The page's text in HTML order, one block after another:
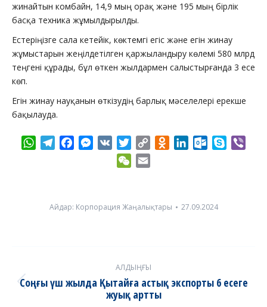
жинайтын комбайн, 14,9 мың орақ және 195 мың бірлік
басқа техника жұмылдырылды.
Естеріңізге сала кетейік, көктемгі егіс және егін жинау
жұмыстарын жеңілдетілген қаржыландыру көлемі 580 млрд
теңгені құрады, бұл өткен жылдармен салыстырғанда 3 есе
көп.
Егін жинау науқанын өткізудің барлық мәселелері ерекше
бақылауда.
WhatsApp
TelegramFacebookMessenger
VK Twitter
Copy
Odnoklassniki
LinkedInOutlook.com
Skype
WeChat
Айдар: Корпорация Жаңалықтары 27.09.2024
navigation
АЛДЫҢҒЫ
Previous
post:
Соңғы үш жылда Қытайға астық экспорты 6 есеге
жуық артты